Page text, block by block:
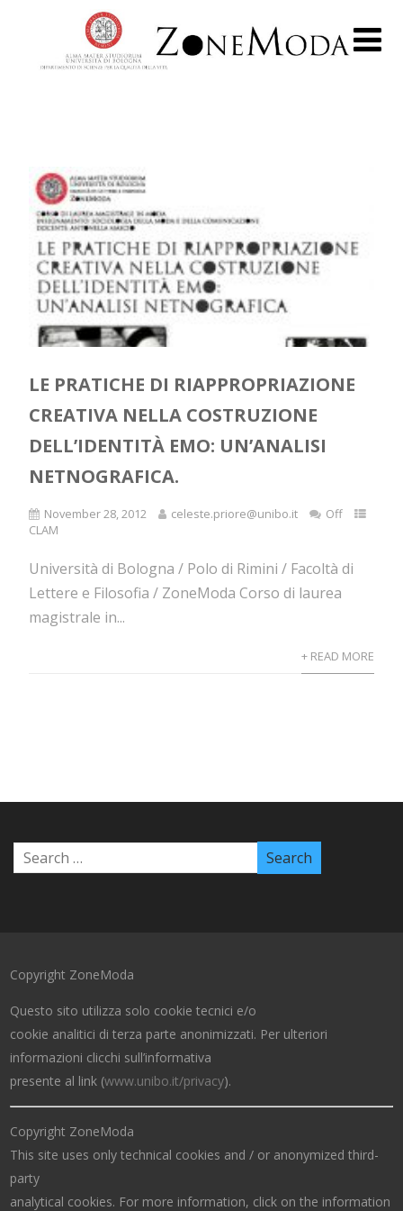
LE PRATICHE DI RIAPPROPRIAZIONE
CREATIVA NELLA COSTRUZIONE
DELL’IDENTITÀ EMO: UN’ANALISI
NETNOGRAFICA.
November 28, 2012 celeste.priore@unibo.it
Off
CLAM
Università di Bologna / Polo di Rimini / Facoltà di
Lettere e Filosofia / ZoneModa Corso di laurea
magistrale in...
+ READ MORE
Copyright ZoneModa
Questo sito utilizza solo cookie tecnici e/o
cookie analitici di terza parte anonimizzati. Per ulteriori
informazioni clicchi sull’informativa
presente al link (www.unibo.it/privacy).
Copyright ZoneModa
This site uses only technical cookies and / or anonymized third-
party
analytical cookies. For more information, click on the information